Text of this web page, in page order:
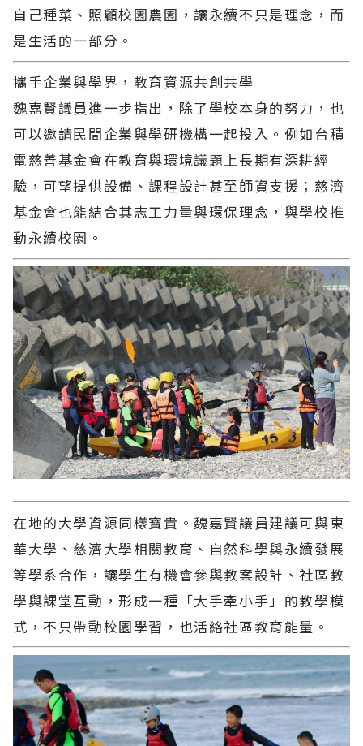
自己種菜、照顧校園農園，讓永續不只是理念，而
是生活的一部分。
攜手企業與學界，教育資源共創共學
魏嘉賢議員進一步指出，除了學校本身的努力，也
可以邀請民間企業與學研機構一起投入。例如台積
電慈善基金會在教育與環境議題上長期有深耕經
驗，可望提供設備、課程設計甚至師資支援；慈濟
基金會也能結合其志工力量與環保理念，與學校推
動永續校園。
在地的大學資源同樣寶貴。魏嘉賢議員建議可與東
華大學、慈濟大學相關教育、自然科學與永續發展
等學系合作，讓學生有機會參與教案設計、社區教
學與課堂互動，形成一種「大手牽小手」的教學模
式，不只帶動校園學習，也活絡社區教育能量。